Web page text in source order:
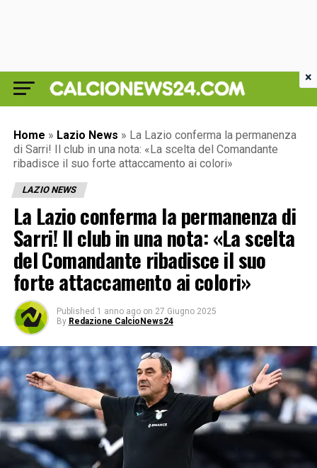
Home » Lazio News » La Lazio conferma la permanenza
di Sarri! Il club in una nota: «La scelta del Comandante
ribadisce il suo forte attaccamento ai colori»
LAZIO NEWS
La Lazio conferma la permanenza di
Sarri! Il club in una nota: «La scelta
del Comandante ribadisce il suo
forte attaccamento ai colori»
Published 1 anno ago on 27 Giugno 2025
By Redazione CalcioNews24
×